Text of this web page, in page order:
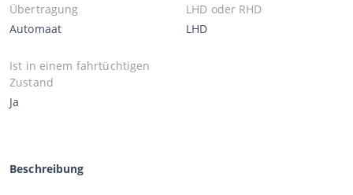
Übertragung
Automaat
LHD oder RHD
LHD
Ist in einem fahrtüchtigen
Zustand
Ja
Beschreibung